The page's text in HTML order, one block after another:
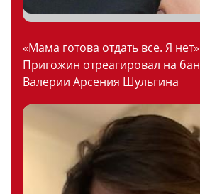
«Мама готова отдать все. Я
Пригожин отреагировал на
Валерии Арсения Шульгина